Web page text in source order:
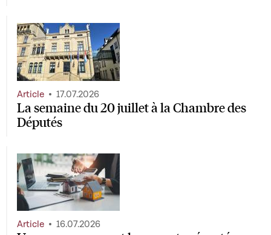
La semaine du 20 juillet à la Chambre des
Députés
Article 17.07.2026
Article 16.07.2026